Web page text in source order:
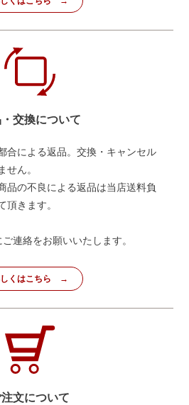
交換について
合による返品。交換・キャンセル
せん。
品の不良による返品は当店送料負
頂きます。
連絡をお願いいたします。
くはこちら
注文について